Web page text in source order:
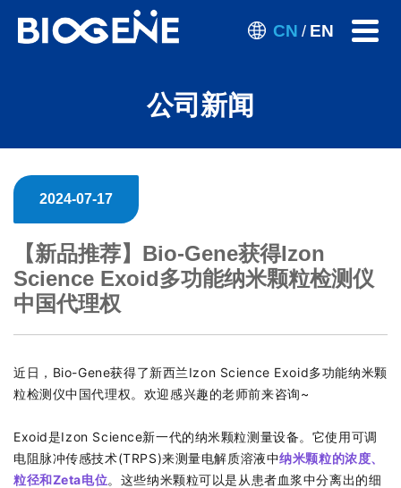
CN / EN
公司新闻
2024-07-17
【新品推荐】Bio-Gene获得Izon
Science Exoid多功能纳米颗粒检测仪
中国代理权
近日，Bio-Gene获得了新西兰Izon Science Exoid多功能纳米颗
粒检测仪中国代理权。欢迎感兴趣的老师前来咨询~
Exoid是Izon Science新一代的纳米颗粒测量设备。它使用可调
电阻脉冲传感技术(TRPS)来测量电解质溶液中纳米颗粒的浓度、
粒径和Zeta电位。这些纳米颗粒可以是从患者血浆中分离出的细